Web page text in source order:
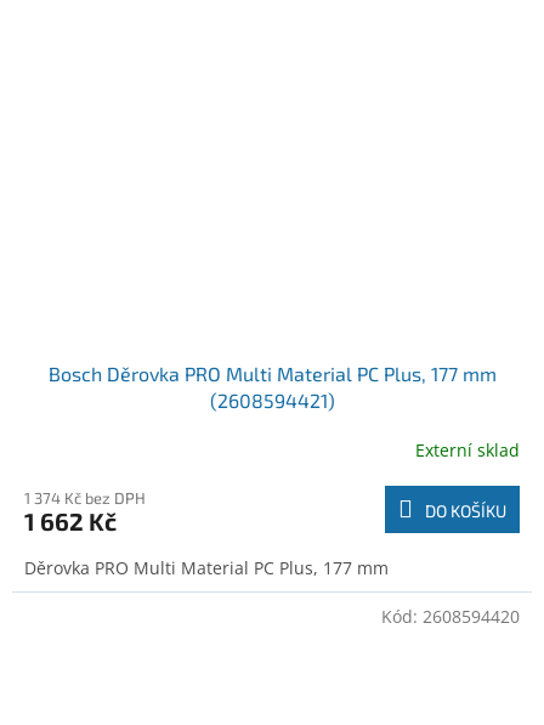
Bosch Děrovka PRO Multi Material PC Plus, 177 mm
(2608594421)
Externí sklad
1 374 Kč bez DPH
1 662 Kč DO KOŠÍKU
Děrovka PRO Multi Material PC Plus, 177 mm
Kód: 2608594420